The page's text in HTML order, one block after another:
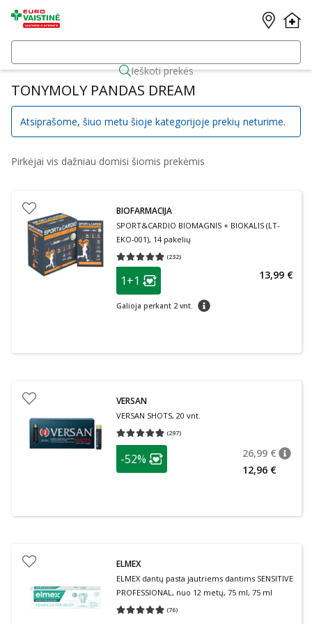
Ieškoti prekės
TONYMOLY PANDAS DREAM
Atsiprašome, šiuo metu šioje kategorijoje prekių neturime.
Pirkėjai vis dažniau domisi šiomis prekėmis
BIOFARMACIJA
SPORT&CARDIO BIOMAGNIS + BIOKALIS (LT-
EKO-001), 14 pakelių
(232)
Vidutinis įvertinimas 4.93
patarimas
Lojalumo klubo narių nuolaida
1+1
Galioja perkant 2 vnt. patarimas
13,99 €
VERSAN
VERSAN SHOTS, 20 vnt.
(297)
Vidutinis įvertinimas 4.93
patarimas
Lojalumo klubo narių nuolaida
-52% 26,99 €
12,96 €
ELMEX
ELMEX dantų pasta jautriems dantims SENSITIVE
PROFESSIONAL, nuo 12 metų, 75 ml, 75 ml
(76)
Vidutinis įvertinimas 4.95